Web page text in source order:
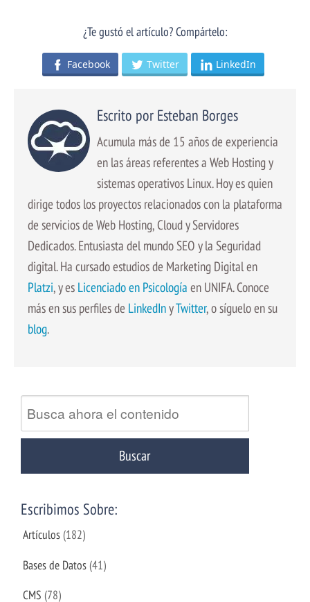
¿Te gustó el artículo? Compártelo:
Facebook Twitter LinkedIn
Escrito por Esteban Borges
Acumula más de 15 años de experiencia
en las áreas referentes a Web Hosting y
sistemas operativos Linux. Hoy es quien
dirige todos los proyectos relacionados con la plataforma
de servicios de Web Hosting, Cloud y Servidores
Dedicados. Entusiasta del mundo SEO y la Seguridad
digital. Ha cursado estudios de Marketing Digital en
Platzi, y es Licenciado en Psicología en UNIFA. Conoce
más en sus perfiles de LinkedInyTwitter, o síguelo en su
blog.
Escribimos Sobre:
Artículos (182)
Bases de Datos (41)
CMS (78)